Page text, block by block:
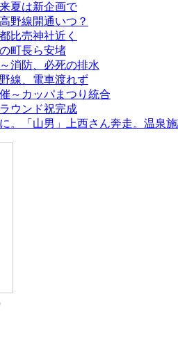
夏は新企画で
野線開通いつ？
比売神社近く
町長ら安堵
消防、必死の排水
線、電車渡れず
～カッパまつり統合
ウンド祝完成
。「山男」上西さん奔走。温泉